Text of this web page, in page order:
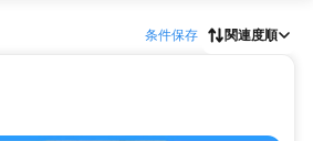
条件保存 関連度順